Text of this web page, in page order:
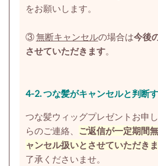
をお願いします。
③無断キャンセルの場合は今後
させていただきます。
4-2.つな髪がキャンセルと判断
つな髪ウィッグプレゼントお申
らのご連絡、
ご返信が一定期間
ャンセル扱いとさせていただき
了承くださいませ。